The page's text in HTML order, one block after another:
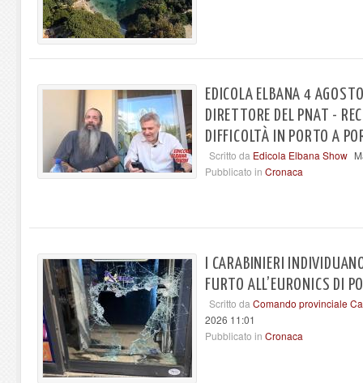
EDICOLA ELBANA 4
DIRETTORE DEL PNAT -
DIFFICOLTÀ IN PORTO A
Scritto da Edicola Elbana Show
Pubblicato in Cronaca
I CARABINIERI
FURTO ALL’EURONICS DI
Scritto daComando provinciale
2026 11:01
Pubblicato in Cronaca